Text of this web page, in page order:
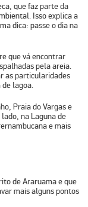
que faz parte da
Isso explica a
dica: passe o dia na
que vá encontrar
pela areia.
as particularidades
de lagoa.
Praia do Vargas e
na Laguna de
e mais
de Araruama e que
mais alguns pontos